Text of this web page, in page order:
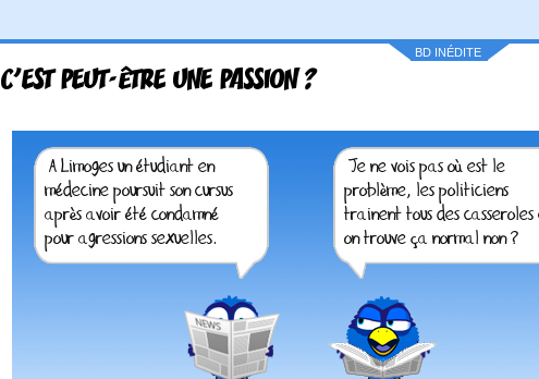
BD INÉDITE
C'EST PEUT-ÊTRE UNE PASSION ?